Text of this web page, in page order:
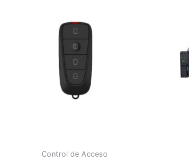
Control de Acceso